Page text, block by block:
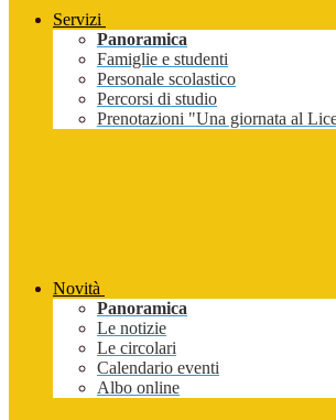
Servizi
Panoramica
Famiglie e studenti
Personale scolastico
Percorsi di studio
Prenotazioni "Una giornata al
Novità
Panoramica
Le notizie
Le circolari
Calendario eventi
Albo online